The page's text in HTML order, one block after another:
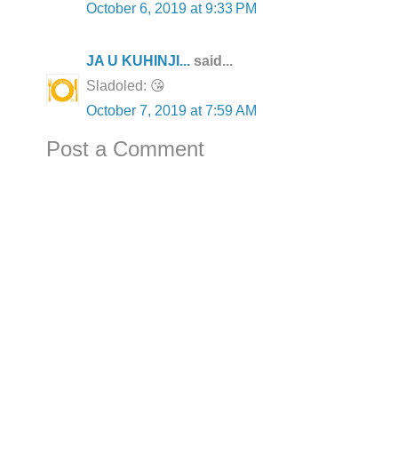
October 6, 2019 at 9:33 PM
JA U KUHINJI... said...
Sladoled: 😘
October 7, 2019 at 7:59 AM
Post a Comment